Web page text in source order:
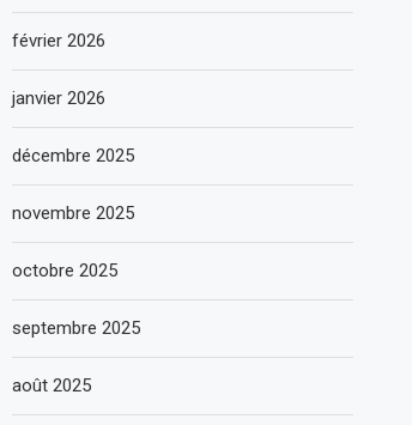
février 2026
janvier 2026
décembre 2025
novembre 2025
octobre 2025
septembre 2025
août 2025